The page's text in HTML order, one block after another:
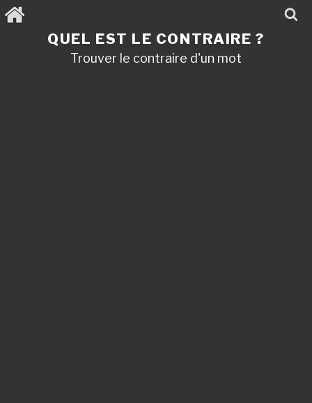
Aller
au
QUEL EST LE CONTRAIRE ?
Trouver le contraire d'un mot